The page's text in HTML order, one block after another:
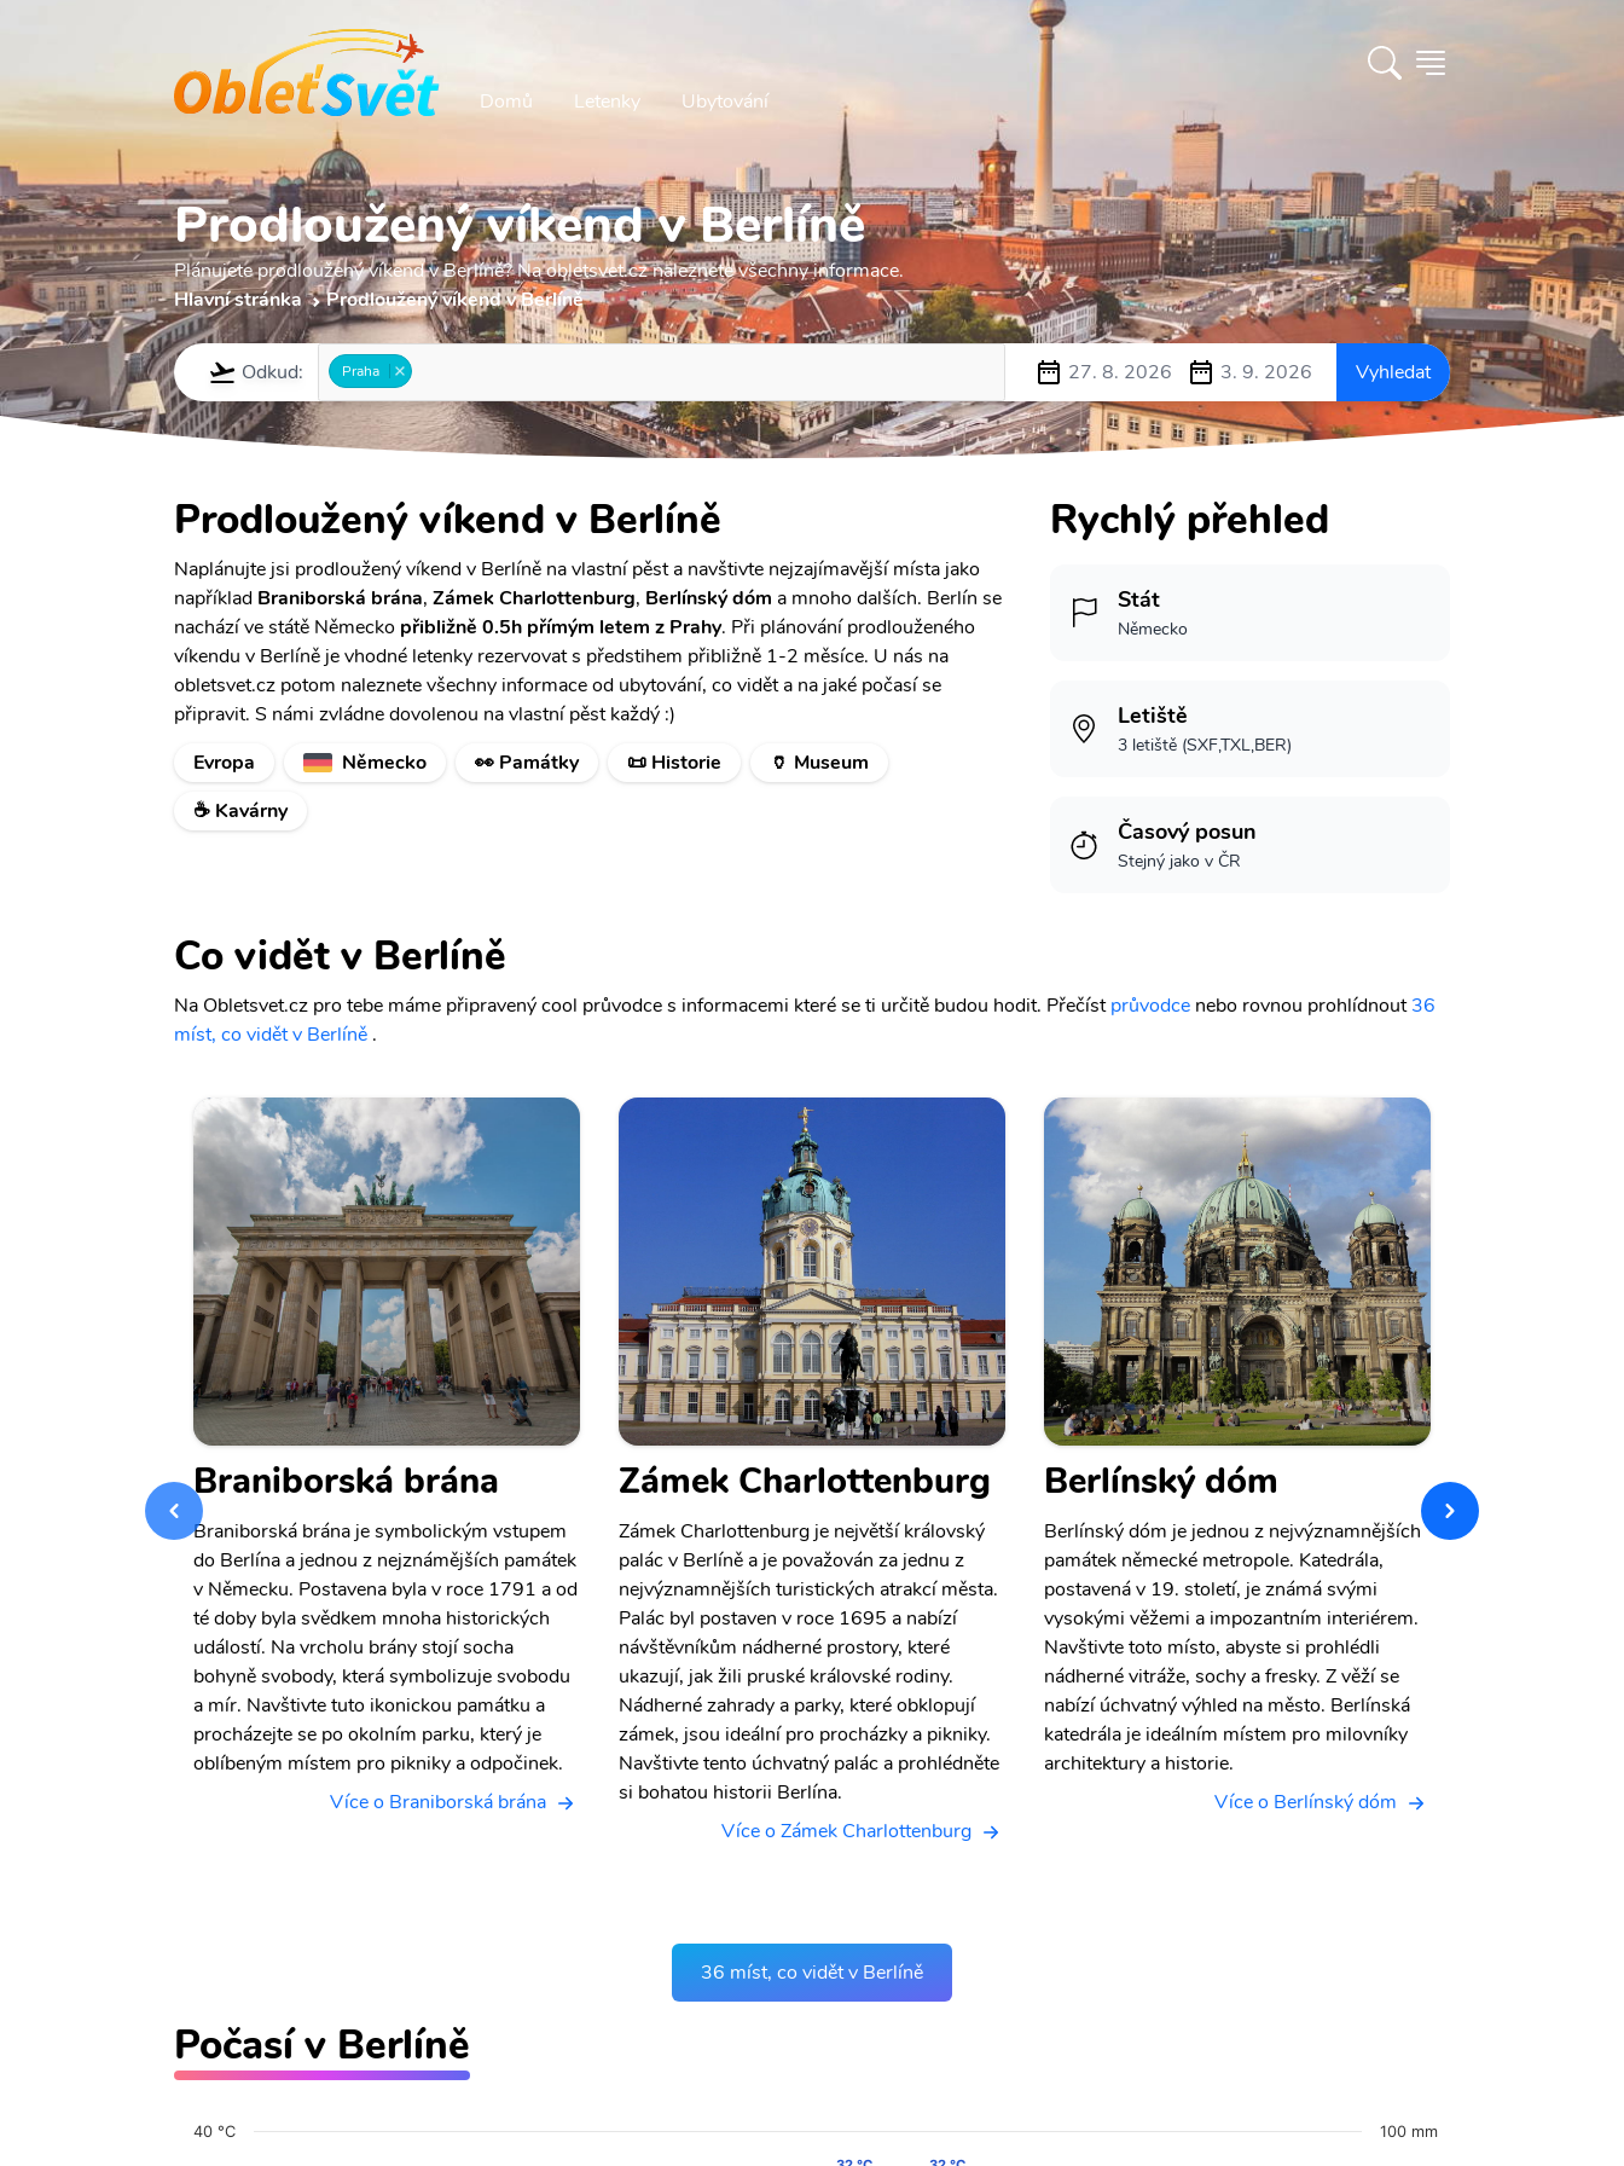
Domů Letenky Ubytování
Prodloužený víkend v Berlíně
Plánujete prodloužený víkend v Berlíně? Na obletsvet.cz naleznete všechny informace.
Hlavní stránka
Prodloužený víkend v Berlíně
Odkud: Praha 27. 8. 2026 3. 9. 2026 Vyhledat
Prodloužený víkend v Berlíně
Naplánujte jsi prodloužený víkend v Berlíně na vlastní pěst a navštivte nejzajímavější místa jako
například Braniborská brána, Zámek Charlottenburg, Berlínský dóm a mnoho dalších. Berlín se
nachází ve státě Německo přibližně 0.5h přímým letem z Prahy. Při plánování prodlouženého
víkendu v Berlíně je vhodné letenky rezervovat s předstihem přibližně 1-2 měsíce. U nás na
obletsvet.cz potom naleznete všechny informace od ubytování, co vidět a na jaké počasí se
připravit. S námi zvládne dovolenou na vlastní pěst každý :)
Evropa
Německo 👀 Památky 📜 Historie
🏺 Museum
☕ Kavárny
Rychlý přehled
Stát
Německo
Letiště
3 letiště (SXF,TXL,BER)
Časový posun
Stejný jako v ČR
Co vidět v Berlíně
Na Obletsvet.cz pro tebe máme připravený cool průvodce s informacemi které se ti určitě budou hodit. Přečístprůvodce nebo rovnou prohlídnout36
míst, co vidět v Berlíně .
Braniborská brána
Braniborská brána je symbolickým vstupem
do Berlína a jednou z nejznámějších památek
v Německu. Postavena byla v roce 1791 a od
té doby byla svědkem mnoha historických
událostí. Na vrcholu brány stojí socha
bohyně svobody, která symbolizuje svobodu
a mír. Navštivte tuto ikonickou památku a
procházejte se po okolním parku, který je
oblíbeným místem pro pikniky a odpočinek.
Více o Braniborská brána
Zámek Charlottenburg
Zámek Charlottenburg je největší královský
palác v Berlíně a je považován za jednu z
nejvýznamnějších turistických atrakcí města.
Palác byl postaven v roce 1695 a nabízí
návštěvníkům nádherné prostory, které
ukazují, jak žili pruské královské rodiny.
Nádherné zahrady a parky, které obklopují
zámek, jsou ideální pro procházky a pikniky.
Navštivte tento úchvatný palác a prohlédněte
si bohatou historii Berlína.
Více o Zámek Charlottenburg
Berlínský dóm
Berlínský dóm je jednou z nejvýznamnějších
památek německé metropole. Katedrála,
postavená v 19. století, je známá svými
vysokými věžemi a impozantním interiérem.
Navštivte toto místo, abyste si prohlédli
nádherné vitráže, sochy a fresky. Z věží se
nabízí úchvatný výhled na město. Berlínská
katedrála je ideálním místem pro milovníky
architektury a historie.
Více o Berlínský dóm
Staré
Staré muzeum
36 míst, co vidět v Berlíně
Počasí v Berlíně
40 °C 100 mm